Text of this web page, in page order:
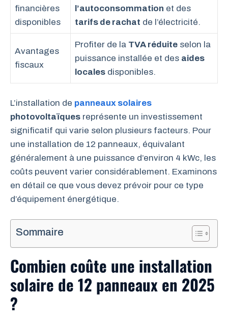
financières
disponibles
l’autoconsommation et des
tarifs de rachat de l’électricité.
Avantages
fiscaux
Profiter de la TVA réduite selon la
puissance installée et des aides
locales disponibles.
L’installation de panneaux solaires
photovoltaïques représente un investissement
significatif qui varie selon plusieurs facteurs. Pour
une installation de 12 panneaux, équivalant
généralement à une puissance d’environ 4 kWc, les
coûts peuvent varier considérablement. Examinons
en détail ce que vous devez prévoir pour ce type
d’équipement énergétique.
Sommaire
Combien coûte une installation
solaire de 12 panneaux en 2025
?